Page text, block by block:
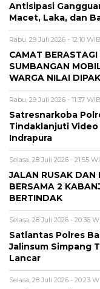
Antisipasi
Macet, Laka, dan
Rabu, 29 Juli 2026 - 12:10 WIB
CAMAT
SUMBANGAN
WARGA NILAI
Rabu, 29 Juli 2026 - 11:37 WIB
Satresnarkoba
Tindaklanjuti Video
Indrapura
Selasa, 28 Juli 2026 - 21:55
JALAN RUSAK DAN
BERSAMA 2
BERTINDAK
Selasa, 28 Juli 2026 - 20:36
Satlantas Polres
Jalinsum Simpang
Lancar
Selasa, 28 Juli 2026 - 20:23